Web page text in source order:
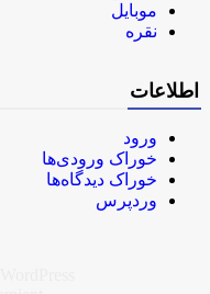
موبایل
نقره
اطلاعات
ورود
خوراک ورودی‌ها
خوراک دیدگاه‌ها
وردپرس